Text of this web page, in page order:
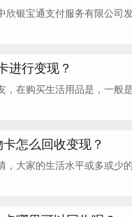
欣银宝通支付服务有限公司
进行变现？
，在购买生活用品是，一般
怎么回收变现？
，大家的生活水平或多或少